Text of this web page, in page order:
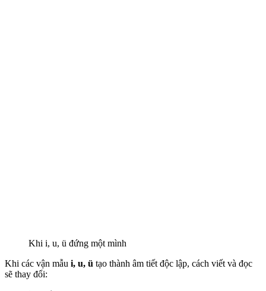
Khi i, u, ü đứng một mình
Khi các vận mẫu i, u, ü tạo thành âm tiết độc lập, cách viết và đọc
sẽ thay đổi: